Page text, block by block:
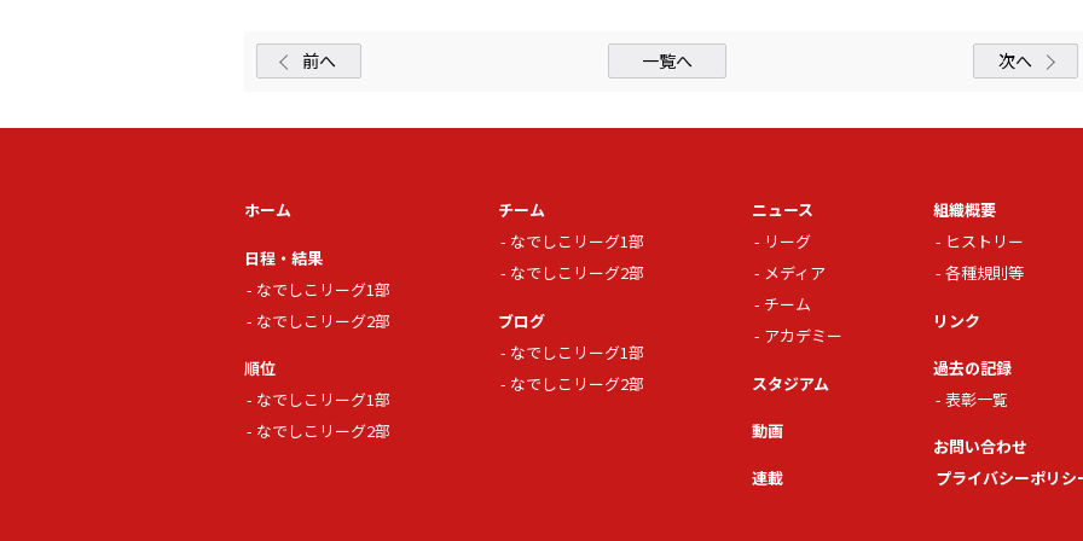
前へ 一覧へ 次へ
ホーム
日程・結果
なでしこリーグ1部
なでしこリーグ2部
順位
なでしこリーグ1部
なでしこリーグ2部
チーム
なでしこリーグ1部
なでしこリーグ2部
ブログ
なでしこリーグ1部
なでしこリーグ2部
ニュース
リーグ
メディア
チーム
アカデミー
スタジアム
動画
連載
組織概要
ヒストリー
各種規則等
リンク
過去の記録
表彰一覧
お問い合わせ
プライバシーポリシ